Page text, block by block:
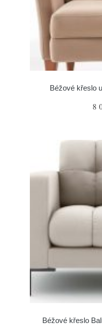
Béžové křeslo
8
Béžové křeslo